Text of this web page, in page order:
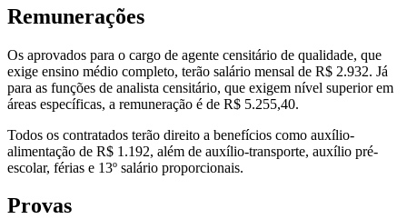
Remunerações
Os aprovados para o cargo de agente censitário de qualidade, que
exige ensino médio completo, terão salário mensal de R$ 2.932. Já
para as funções de analista censitário, que exigem nível superior em
áreas específicas, a remuneração é de R$ 5.255,40.
Todos os contratados terão direito a benefícios como auxílio-
alimentação de R$ 1.192, além de auxílio-transporte, auxílio pré-
escolar, férias e 13º salário proporcionais.
Provas